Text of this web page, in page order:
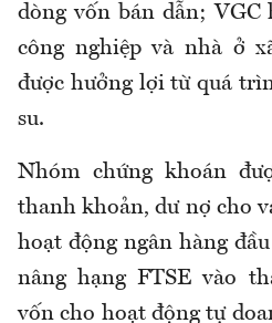
dòng vốn bán dẫn;
công nghiệp và nhà ở
được hưởng lợi từ quá
su.
Nhóm chứng khoán
thanh khoản, dư nợ cho
hoạt động ngân hàng
nâng hạng FTSE vào
vốn cho hoạt động tự